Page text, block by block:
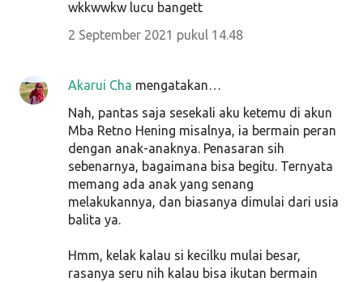
wkkwwkw lucu bangett
2 September 2021 pukul 14.48
Akarui Cha mengatakan…
Nah, pantas saja sesekali aku ketemu di akun
Mba Retno Hening misalnya, ia bermain peran
dengan anak-anaknya. Penasaran sih
sebenarnya, bagaimana bisa begitu. Ternyata
memang ada anak yang senang
melakukannya, dan biasanya dimulai dari usia
balita ya.
Hmm, kelak kalau si kecilku mulai besar,
rasanya seru nih kalau bisa ikutan bermain